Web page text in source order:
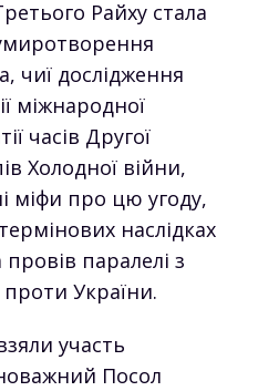
Райху стала
чиї дослідження
міжнародної
часів Другої
Холодної війни,
міфи про цю угоду,
наслідках
паралелі з
України.
участь
Посол